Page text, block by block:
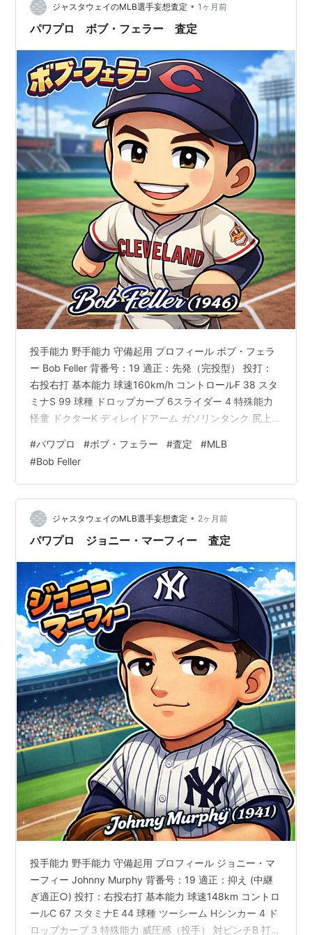
ジャスタウェイのMLB選手妄想査定 • 1ヶ月前
パワプロ ボブ・フェラー 査定
投手能力 野手能力 守備起用 プロフィール ボブ・フェラ
ー Bob Feller 背番号：19 適正：先発（完投型） 投打：
右投右打 基本能力 球速160km/h コントロールF 38 スタ
ミナS 99 球種 ドロップカーブ 6スライダー 4 特殊能力
怪童 ドクターK ディレイドアーム ガソリンタンク 尻上が
心 テンポ〇 人気者 投手位置左 【査定理由（投手）】 ・
【理由1: 球速160km/h】 1946年計測の98.6マイルは終
速。セイバーメトリクスの初速換算値（104マイル以上）
から、当時の用具環境を加味して最高クラスの160…
#パワプロ #ボブ・フェラー #査定 #MLB
#Bob Feller
ジャスタウェイのMLB選手妄想査定 • 2ヶ月前
パワプロ ジョニー・マーフィー 査定
投手能力 野手能力 守備起用 プロフィール ジョニー・マ
ーフィー Johnny Murphy 背番号：19 適正：抑え (中継
ぎ適正○) 投打：右投右打 基本能力 球速148km コントロ
ールC 67 スタミナE 44 球種 ツーシーム Hシンカー 4 ド
ロップカーブ 3 特殊能力 威圧感（投手） 対ピンチB 打た